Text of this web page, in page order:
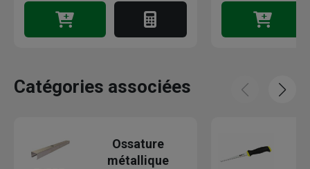
Catégories associées
Ossature
métallique